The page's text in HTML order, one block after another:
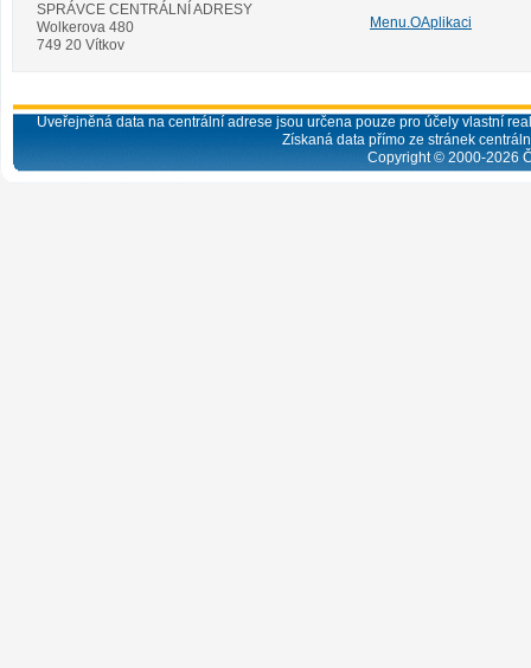
SPRÁVCE CENTRÁLNÍ ADRESY
Wolkerova 480
749 20 Vítkov
Menu.OAplikaci
Uveřejněná data na centrální adrese jsou určena pouze pro účely vlastní
Získaná data přímo ze stránek
Copyright © 2000-2026